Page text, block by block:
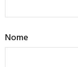
Nome